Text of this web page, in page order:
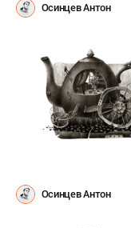
Осинцев Антон
Осинцев Антон